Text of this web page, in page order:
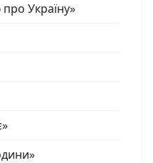
Україну»